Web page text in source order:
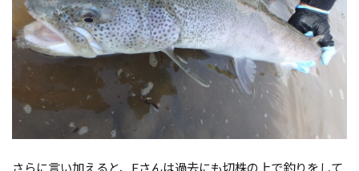
さらに言い加えると、Fさんは過去にも切株の上で釣りをして